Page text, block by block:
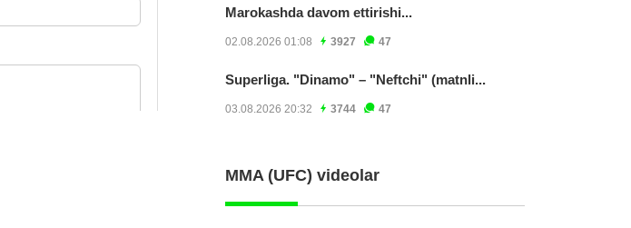
Marokashda davom ettirishi...
02.08.2026 01:08 3927 47
Superliga. "Dinamo" – "Neftchi" (matnli...
03.08.2026 20:32 3744 47
MMA (UFC) videolar